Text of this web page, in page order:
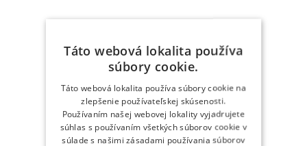
Táto webová lokalita používa
súbory cookie.
Táto webová lokalita používa súbory cookie na
zlepšenie používateľskej skúsenosti.
Používaním našej webovej lokality vyjadrujete
súhlas s používaním všetkých súborov cookie v
súlade s našimi zásadami používania súborov